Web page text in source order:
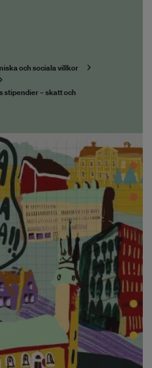
och sociala villkor
stipendier – skatt och